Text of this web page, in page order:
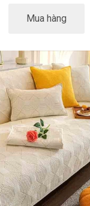
Mua hàng